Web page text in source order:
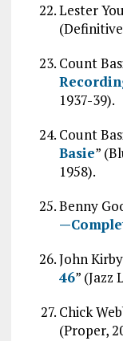
Lester
Count
1937-39).
Count
Basie”
1958).
Benny
John
46” (Jazz
Chick
(Proper,